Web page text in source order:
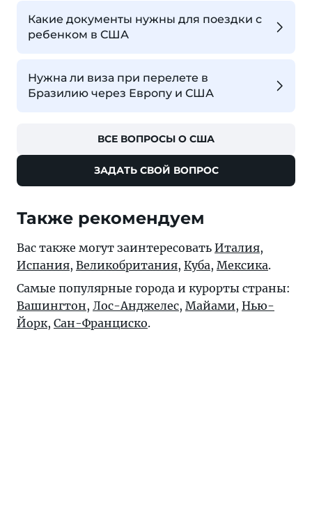
Какие документы нужны для поездки с
ребенком в США
Нужна ли виза при перелете в
Бразилию через Европу и США
ВСЕ ВОПРОСЫ О США
ЗАДАТЬ СВОЙ ВОПРОС
Также рекомендуем
Вас также могут заинтересовать Италия,
Испания, Великобритания, Куба, Мексика.
Самые популярные города и курорты страны:
Вашингтон, Лос-Анджелес, Майами, Нью-
Йорк, Сан-Франциско.